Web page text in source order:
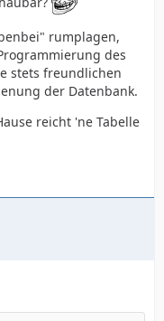
rumplagen,
des
stets freundlichen
der Datenbank.
reicht 'ne Tabelle